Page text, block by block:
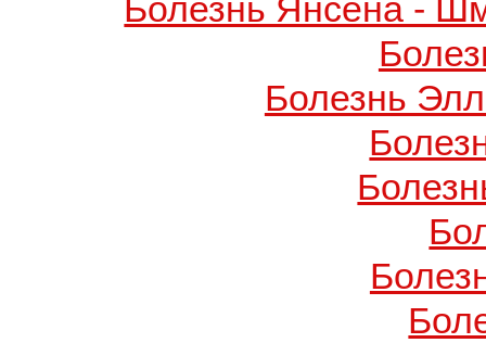
Болезнь Янсена -
Болезнь